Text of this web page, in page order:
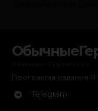
Программа издания Я
Telegram